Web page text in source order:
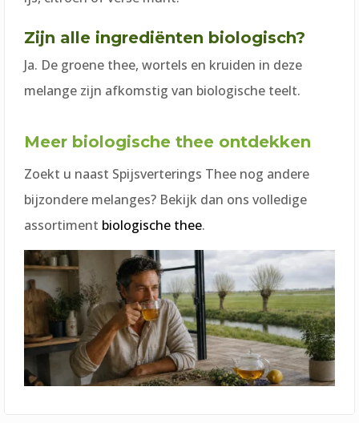
Zijn alle ingrediënten biologisch?
Ja. De groene thee, wortels en kruiden in deze
melange zijn afkomstig van biologische teelt.
Meer biologische thee ontdekken
Zoekt u naast Spijsverterings Thee nog andere
bijzondere melanges? Bekijk dan ons volledige
assortiment biologische thee.